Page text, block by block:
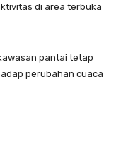
di area terbuka
pantai tetap
perubahan cuaca